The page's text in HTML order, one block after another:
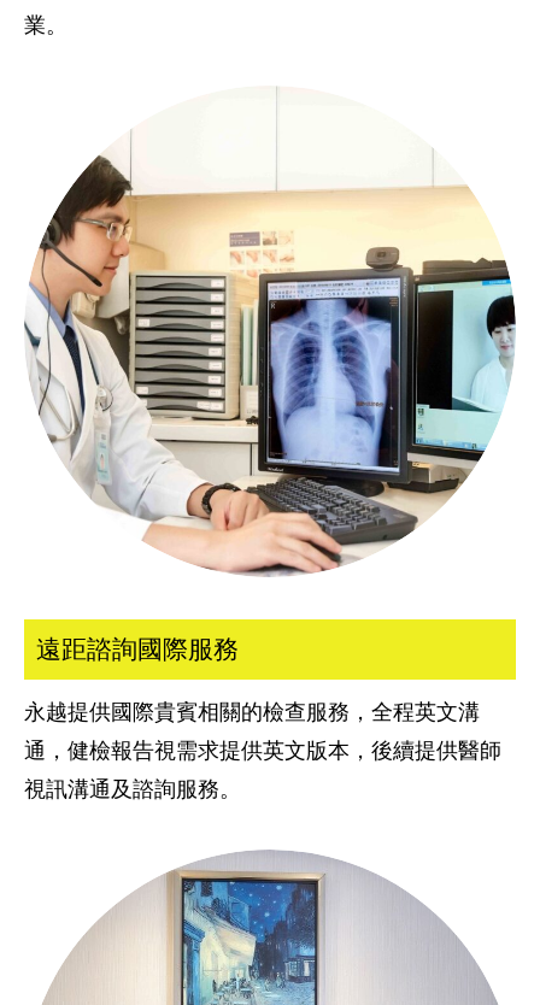
業。
遠距諮詢國際服務
永越提供國際貴賓相關的檢查服務，全程英文溝
通，健檢報告視需求提供英文版本，後續提供醫師
視訊溝通及諮詢服務。